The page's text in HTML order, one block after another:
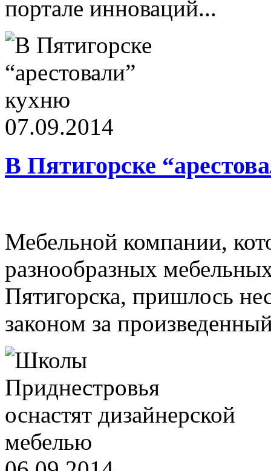
портале инноваций...
07.09.2014
В Пятигорске
Мебельной компании,
разнообразных
Пятигорска, пришлось
законом за